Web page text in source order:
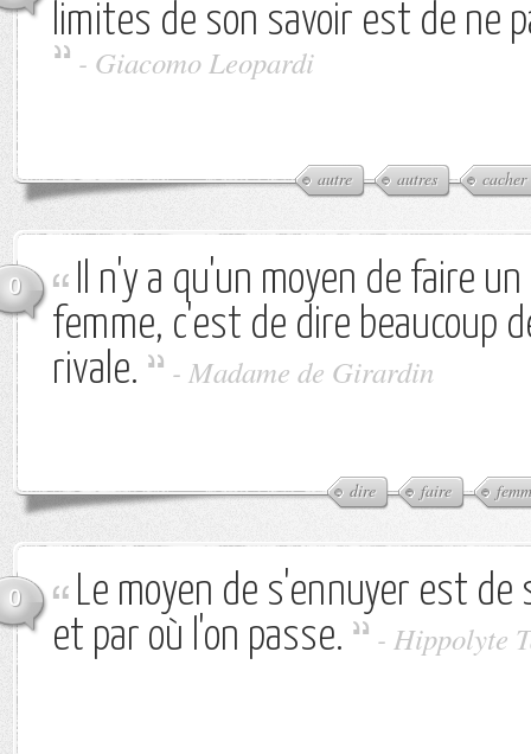
limites de son savoir est de ne
- Giacomo Leopardi
autre autres cacher
0
Il n'y a qu'un moyen de faire
femme, c'est de dire beaucoup
rivale.
- Madame de Girardin
dire faire
0
Le moyen de s'ennuyer est de
et par où l'on passe.
- Hippolyte